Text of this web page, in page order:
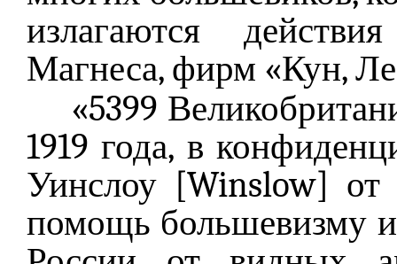
излагаются
Магнеса, фирм «Кун,
«5399
1919 года, в
Уинслоу [Winslow] от
помощь большевизму